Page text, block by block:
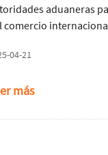
aduaneras
comercio
de
a identificar las
04-21
más